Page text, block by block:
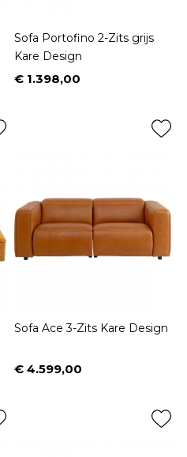
Sofa Portofino 2-Zits grijs
Kare Design
Prijs
€ 1.398,00
Sofa Ace 3-Zits Kare Design
Prijs
€ 4.599,00